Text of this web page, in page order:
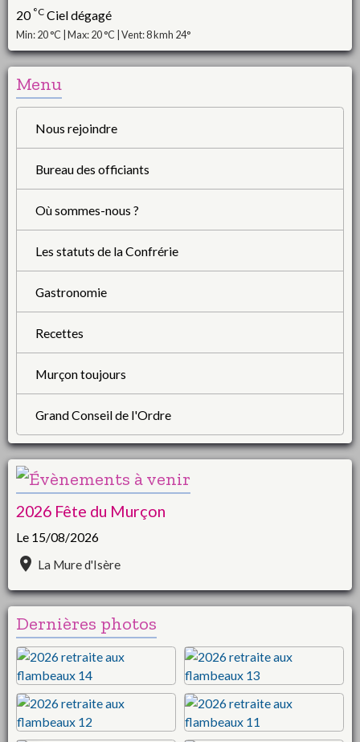
20 °C Ciel dégagé
Min: 20 °C | Max: 20 °C | Vent: 8 kmh 24°
Menu
Nous rejoindre
Bureau des officiants
Où sommes-nous ?
Les statuts de la Confrérie
Gastronomie
Recettes
Murçon toujours
Grand Conseil de l'Ordre
2026 Fête du Murçon
Le 15/08/2026
La Mure d'Isère
Dernières photos